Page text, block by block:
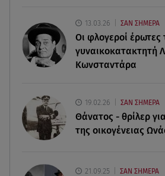
04.08.26 , 21:56
Mύκονος: Βίντεο καταγράφει
γαϊδουράκι με δεμένα πόδια
Πυρκαγιές: Η ερημοποίηση της
τα δάση
13.03.26 ΣΑΝ ΣΗΜΕΡΑ
Οι φλογεροί έρωτες
γυναικοκατακτητή
Κωνσταντάρα
19.02.26 ΣΑΝ ΣΗΜΕΡΑ
Θάνατος - θρίλερ
της οικογένειας
21.09.25 ΣΑΝ ΣΗΜΕΡΑ